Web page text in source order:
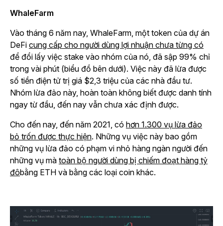
WhaleFarm
Vào tháng 6 năm nay, WhaleFarm, một token của dự án
DeFi cung cấp cho người dùng lợi nhuận chưa từng có
để đổi lấy việc stake vào nhóm của nó, đã sập 99% chỉ
trong vài phút (biểu đồ bên dưới). Việc này đã lừa được
số tiền điện tử trị giá $2,3 triệu của các nhà đầu tư.
Nhóm lừa đảo này, hoàn toàn không biết được danh tính
ngay từ đầu, đến nay vẫn chưa xác định được.
Cho đến nay, đến năm 2021, có hơn 1.300 vụ lừa đảo
bỏ trốn được thực hiện. Những vụ việc này bao gồm
những vụ lừa đảo có phạm vi nhỏ hàng ngàn người đến
những vụ mà toàn bộ người dùng bị chiếm đoạt hàng tỷ
đôbằng ETH và bằng các loại coin khác.